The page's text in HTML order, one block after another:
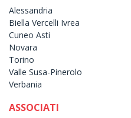
Alessandria
Biella Vercelli Ivrea
Cuneo Asti
Novara
Torino
Valle Susa-Pinerolo
Verbania
ASSOCIATI